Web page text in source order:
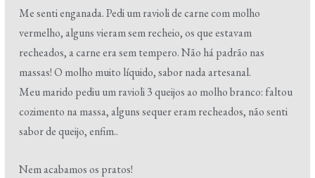
Me senti enganada. Pedi um ravioli de carne com molho
vermelho, alguns vieram sem recheio, os que estavam
recheados, a carne era sem tempero. Não há padrão nas
massas! O molho muito líquido, sabor nada artesanal.
Meu marido pediu um ravioli 3 queijos ao molho branco: faltou
cozimento na massa, alguns sequer eram recheados, não senti
sabor de queijo, enfim..
Nem acabamos os pratos!